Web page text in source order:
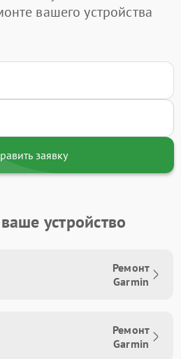
вашего устройства
заявку
устройство
Ремонт
Garmin
Ремонт
Garmin